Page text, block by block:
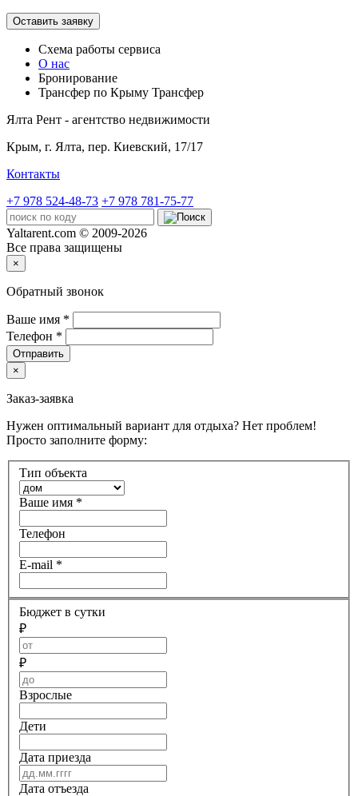
Оставить заявку
Схема работы сервиса
О нас
Бронирование
Трансфер по Крыму Трансфер
Ялта Рент - агентство недвижимости
Крым, г. Ялта, пер. Киевский, 17/17
Контакты
+7 978 524-48-73 +7 978 781-75-77
Yaltarent.com © 2009-2026
Все права защищены
×
Обратный звонок
Ваше имя *
Телефон *
Отправить
×
Заказ-заявка
Нужен оптимальный вариант для отдыха? Нет проблем!
Просто заполните форму:
Тип объекта
Ваше имя *
Телефон
E-mail *
Бюджет в сутки
₽
₽
Взрослые
Дети
Дата приезда
Дата отъезда